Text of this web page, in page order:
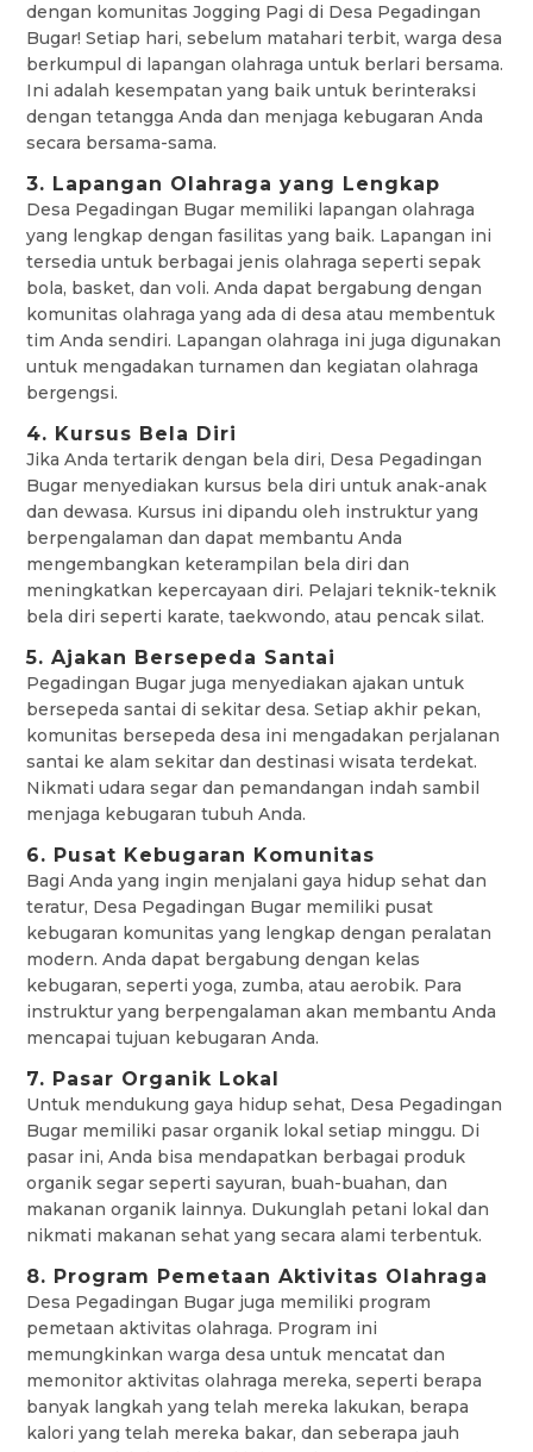
dengan komunitas Jogging Pagi di Desa Pegadingan
Bugar! Setiap hari, sebelum matahari terbit, warga desa
berkumpul di lapangan olahraga untuk berlari bersama.
Ini adalah kesempatan yang baik untuk berinteraksi
dengan tetangga Anda dan menjaga kebugaran Anda
secara bersama-sama.
3. Lapangan Olahraga yang Lengkap
Desa Pegadingan Bugar memiliki lapangan olahraga
yang lengkap dengan fasilitas yang baik. Lapangan ini
tersedia untuk berbagai jenis olahraga seperti sepak
bola, basket, dan voli. Anda dapat bergabung dengan
komunitas olahraga yang ada di desa atau membentuk
tim Anda sendiri. Lapangan olahraga ini juga digunakan
untuk mengadakan turnamen dan kegiatan olahraga
bergengsi.
4. Kursus Bela Diri
Jika Anda tertarik dengan bela diri, Desa Pegadingan
Bugar menyediakan kursus bela diri untuk anak-anak
dan dewasa. Kursus ini dipandu oleh instruktur yang
berpengalaman dan dapat membantu Anda
mengembangkan keterampilan bela diri dan
meningkatkan kepercayaan diri. Pelajari teknik-teknik
bela diri seperti karate, taekwondo, atau pencak silat.
5. Ajakan Bersepeda Santai
Pegadingan Bugar juga menyediakan ajakan untuk
bersepeda santai di sekitar desa. Setiap akhir pekan,
komunitas bersepeda desa ini mengadakan perjalanan
santai ke alam sekitar dan destinasi wisata terdekat.
Nikmati udara segar dan pemandangan indah sambil
menjaga kebugaran tubuh Anda.
6. Pusat Kebugaran Komunitas
Bagi Anda yang ingin menjalani gaya hidup sehat dan
teratur, Desa Pegadingan Bugar memiliki pusat
kebugaran komunitas yang lengkap dengan peralatan
modern. Anda dapat bergabung dengan kelas
kebugaran, seperti yoga, zumba, atau aerobik. Para
instruktur yang berpengalaman akan membantu Anda
mencapai tujuan kebugaran Anda.
7. Pasar Organik Lokal
Untuk mendukung gaya hidup sehat, Desa Pegadingan
Bugar memiliki pasar organik lokal setiap minggu. Di
pasar ini, Anda bisa mendapatkan berbagai produk
organik segar seperti sayuran, buah-buahan, dan
makanan organik lainnya. Dukunglah petani lokal dan
nikmati makanan sehat yang secara alami terbentuk.
8. Program Pemetaan Aktivitas Olahraga
Desa Pegadingan Bugar juga memiliki program
pemetaan aktivitas olahraga. Program ini
memungkinkan warga desa untuk mencatat dan
memonitor aktivitas olahraga mereka, seperti berapa
banyak langkah yang telah mereka lakukan, berapa
kalori yang telah mereka bakar, dan seberapa jauh